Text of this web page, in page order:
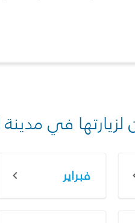
في مدينة
فبراير